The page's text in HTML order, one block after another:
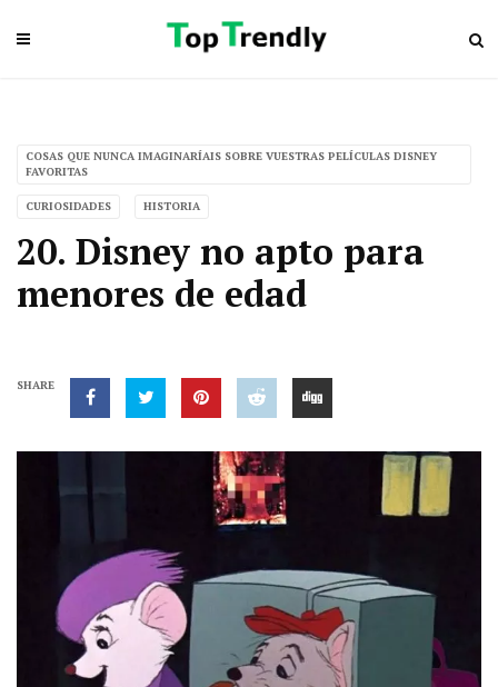
COSAS QUE NUNCA IMAGINARÍAIS SOBRE VUESTRAS PELÍCULAS DISNEY
FAVORITAS
CURIOSIDADES HISTORIA
20. Disney no apto para
menores de edad
SHARE